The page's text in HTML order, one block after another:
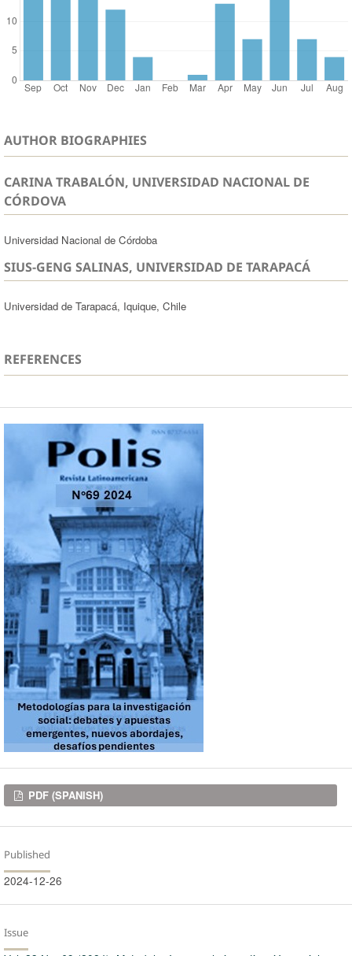
AUTHOR BIOGRAPHIES
CARINA TRABALÓN, UNIVERSIDAD NACIONAL DE
CÓRDOVA
Universidad Nacional de Córdoba
SIUS-GENG SALINAS, UNIVERSIDAD DE TARAPACÁ
Universidad de Tarapacá, Iquique, Chile
REFERENCES
Downloads
PDF (SPANISH)
Published
2024-12-26
Issue